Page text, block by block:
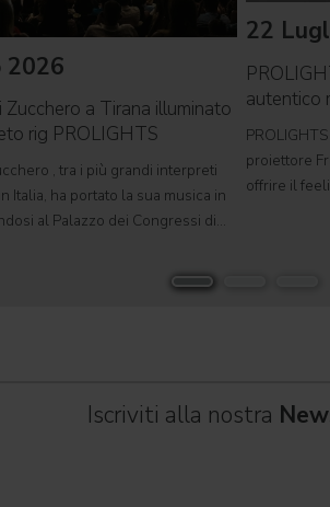
2026
a Tirana illuminato
rig PROLIGHTS
, tra i più grandi interpreti
Italia, ha portato la sua musica in
al Palazzo dei Congressi di
" e registrando il tutto esaurito
22
autentico
proiettore
offrire il
Iscriviti alla nostra